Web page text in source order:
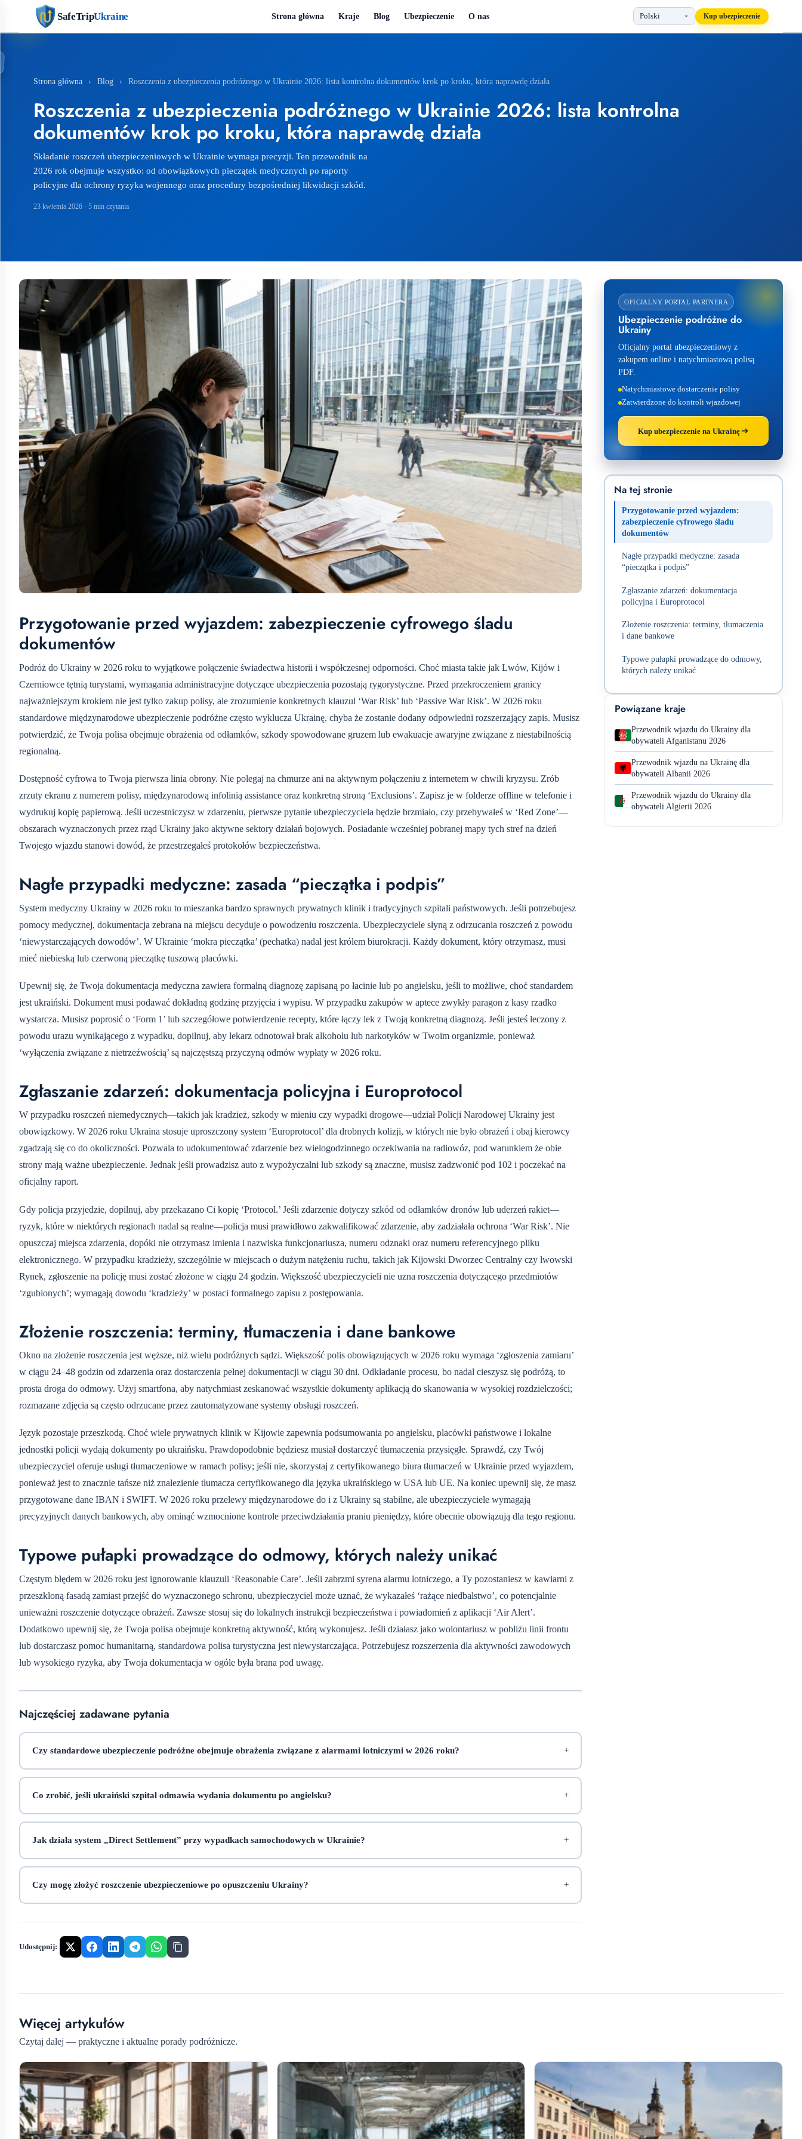
SafeTripUkraine Strona główna Kraje Blog Ubezpieczenie O nas Kup ubezpieczenie
Strona główna › Blog › Roszczenia z ubezpieczenia podróżnego w Ukrainie 2026: lista kontrolna dokumentów krok po kroku, która naprawdę działa
Roszczenia z ubezpieczenia podróżnego w Ukrainie 2026: lista kontrolna
dokumentów krok po kroku, która naprawdę działa
Składanie roszczeń ubezpieczeniowych w Ukrainie wymaga precyzji. Ten przewodnik na
2026 rok obejmuje wszystko: od obowiązkowych pieczątek medycznych po raporty
policyjne dla ochrony ryzyka wojennego oraz procedury bezpośredniej likwidacji szkód.
23 kwietnia 2026 · 5 min czytania
Przygotowanie przed wyjazdem: zabezpieczenie cyfrowego śladu
dokumentów
Podróż do Ukrainy w 2026 roku to wyjątkowe połączenie świadectwa historii i współczesnej odporności. Choć miasta takie jak Lwów, Kijów i
Czerniowce tętnią turystami, wymagania administracyjne dotyczące ubezpieczenia pozostają rygorystyczne. Przed przekroczeniem granicy
najważniejszym krokiem nie jest tylko zakup polisy, ale zrozumienie konkretnych klauzul ‘War Risk’ lub ‘Passive War Risk’. W 2026 roku
standardowe międzynarodowe ubezpieczenie podróżne często wyklucza Ukrainę, chyba że zostanie dodany odpowiedni rozszerzający zapis. Musisz
potwierdzić, że Twoja polisa obejmuje obrażenia od odłamków, szkody spowodowane gruzem lub ewakuacje awaryjne związane z niestabilnością
regionalną.
Dostępność cyfrowa to Twoja pierwsza linia obrony. Nie polegaj na chmurze ani na aktywnym połączeniu z internetem w chwili kryzysu. Zrób
zrzuty ekranu z numerem polisy, międzynarodową infolinią assistance oraz konkretną stroną ‘Exclusions’. Zapisz je w folderze offline w telefonie i
wydrukuj kopię papierową. Jeśli uczestniczysz w zdarzeniu, pierwsze pytanie ubezpieczyciela będzie brzmiało, czy przebywałeś w ‘Red Zone’—
obszarach wyznaczonych przez rząd Ukrainy jako aktywne sektory działań bojowych. Posiadanie wcześniej pobranej mapy tych stref na dzień
Twojego wjazdu stanowi dowód, że przestrzegałeś protokołów bezpieczeństwa.
Nagłe przypadki medyczne: zasada “pieczątka i podpis”
System medyczny Ukrainy w 2026 roku to mieszanka bardzo sprawnych prywatnych klinik i tradycyjnych szpitali państwowych. Jeśli potrzebujesz
pomocy medycznej, dokumentacja zebrana na miejscu decyduje o powodzeniu roszczenia. Ubezpieczyciele słyną z odrzucania roszczeń z powodu
‘niewystarczających dowodów’. W Ukrainie ‘mokra pieczątka’ (pechatka) nadal jest królem biurokracji. Każdy dokument, który otrzymasz, musi
mieć niebieską lub czerwoną pieczątkę tuszową placówki.
Upewnij się, że Twoja dokumentacja medyczna zawiera formalną diagnozę zapisaną po łacinie lub po angielsku, jeśli to możliwe, choć standardem
jest ukraiński. Dokument musi podawać dokładną godzinę przyjęcia i wypisu. W przypadku zakupów w aptece zwykły paragon z kasy rzadko
wystarcza. Musisz poprosić o ‘Form 1’ lub szczegółowe potwierdzenie recepty, które łączy lek z Twoją konkretną diagnozą. Jeśli jesteś leczony z
powodu urazu wynikającego z wypadku, dopilnuj, aby lekarz odnotował brak alkoholu lub narkotyków w Twoim organizmie, ponieważ
‘wyłączenia związane z nietrzeźwością’ są najczęstszą przyczyną odmów wypłaty w 2026 roku.
Zgłaszanie zdarzeń: dokumentacja policyjna i Europrotocol
W przypadku roszczeń niemedycznych—takich jak kradzież, szkody w mieniu czy wypadki drogowe—udział Policji Narodowej Ukrainy jest
obowiązkowy. W 2026 roku Ukraina stosuje uproszczony system ‘Europrotocol’ dla drobnych kolizji, w których nie było obrażeń i obaj kierowcy
zgadzają się co do okoliczności. Pozwala to udokumentować zdarzenie bez wielogodzinnego oczekiwania na radiowóz, pod warunkiem że obie
strony mają ważne ubezpieczenie. Jednak jeśli prowadzisz auto z wypożyczalni lub szkody są znaczne, musisz zadzwonić pod 102 i poczekać na
oficjalny raport.
Gdy policja przyjedzie, dopilnuj, aby przekazano Ci kopię ‘Protocol.’ Jeśli zdarzenie dotyczy szkód od odłamków dronów lub uderzeń rakiet—
ryzyk, które w niektórych regionach nadal są realne—policja musi prawidłowo zakwalifikować zdarzenie, aby zadziałała ochrona ‘War Risk’. Nie
opuszczaj miejsca zdarzenia, dopóki nie otrzymasz imienia i nazwiska funkcjonariusza, numeru odznaki oraz numeru referencyjnego pliku
elektronicznego. W przypadku kradzieży, szczególnie w miejscach o dużym natężeniu ruchu, takich jak Kijowski Dworzec Centralny czy lwowski
Rynek, zgłoszenie na policję musi zostać złożone w ciągu 24 godzin. Większość ubezpieczycieli nie uzna roszczenia dotyczącego przedmiotów
‘zgubionych’; wymagają dowodu ‘kradzieży’ w postaci formalnego zapisu z postępowania.
Złożenie roszczenia: terminy, tłumaczenia i dane bankowe
Okno na złożenie roszczenia jest węższe, niż wielu podróżnych sądzi. Większość polis obowiązujących w 2026 roku wymaga ‘zgłoszenia zamiaru’
w ciągu 24–48 godzin od zdarzenia oraz dostarczenia pełnej dokumentacji w ciągu 30 dni. Odkładanie procesu, bo nadal cieszysz się podróżą, to
prosta droga do odmowy. Użyj smartfona, aby natychmiast zeskanować wszystkie dokumenty aplikacją do skanowania w wysokiej rozdzielczości;
rozmazane zdjęcia są często odrzucane przez zautomatyzowane systemy obsługi roszczeń.
Język pozostaje przeszkodą. Choć wiele prywatnych klinik w Kijowie zapewnia podsumowania po angielsku, placówki państwowe i lokalne
jednostki policji wydają dokumenty po ukraińsku. Prawdopodobnie będziesz musiał dostarczyć tłumaczenia przysięgłe. Sprawdź, czy Twój
ubezpieczyciel oferuje usługi tłumaczeniowe w ramach polisy; jeśli nie, skorzystaj z certyfikowanego biura tłumaczeń w Ukrainie przed wyjazdem,
ponieważ jest to znacznie tańsze niż znalezienie tłumacza certyfikowanego dla języka ukraińskiego w USA lub UE. Na koniec upewnij się, że masz
przygotowane dane IBAN i SWIFT. W 2026 roku przelewy międzynarodowe do i z Ukrainy są stabilne, ale ubezpieczyciele wymagają
precyzyjnych danych bankowych, aby ominąć wzmocnione kontrole przeciwdziałania praniu pieniędzy, które obecnie obowiązują dla tego regionu.
Typowe pułapki prowadzące do odmowy, których należy unikać
Częstym błędem w 2026 roku jest ignorowanie klauzuli ‘Reasonable Care’. Jeśli zabrzmi syrena alarmu lotniczego, a Ty pozostaniesz w kawiarni z
przeszkloną fasadą zamiast przejść do wyznaczonego schronu, ubezpieczyciel może uznać, że wykazałeś ‘rażące niedbalstwo’, co potencjalnie
unieważni roszczenie dotyczące obrażeń. Zawsze stosuj się do lokalnych instrukcji bezpieczeństwa i powiadomień z aplikacji ‘Air Alert’.
Dodatkowo upewnij się, że Twoja polisa obejmuje konkretną aktywność, którą wykonujesz. Jeśli działasz jako wolontariusz w pobliżu linii frontu
lub dostarczasz pomoc humanitarną, standardowa polisa turystyczna jest niewystarczająca. Potrzebujesz rozszerzenia dla aktywności zawodowych
lub wysokiego ryzyka, aby Twoja dokumentacja w ogóle była brana pod uwagę.
Najczęściej zadawane pytania
Czy standardowe ubezpieczenie podróżne obejmuje obrażenia związane z alarmami lotniczymi w 2026 roku?
Co zrobić, jeśli ukraiński szpital odmawia wydania dokumentu po angielsku?
Jak działa system „Direct Settlement” przy wypadkach samochodowych w Ukrainie?
Czy mogę złożyć roszczenie ubezpieczeniowe po opuszczeniu Ukrainy?
Udostępnij:
OFICJALNY PORTAL PARTNERA
Ubezpieczenie podróżne do
Ukrainy
Oficjalny portal ubezpieczeniowy z
zakupem online i natychmiastową polisą
PDF.
Natychmiastowe dostarczenie polisy
Zatwierdzone do kontroli wjazdowej
Kup ubezpieczenie na Ukrainę
Na tej stronie
Przygotowanie przed wyjazdem:
zabezpieczenie cyfrowego śladu
dokumentów
Nagłe przypadki medyczne: zasada
“pieczątka i podpis”
Zgłaszanie zdarzeń: dokumentacja
policyjna i Europrotocol
Złożenie roszczenia: terminy, tłumaczenia
i dane bankowe
Typowe pułapki prowadzące do odmowy,
których należy unikać
Powiązane kraje
Przewodnik wjazdu do Ukrainy dla
obywateli Afganistanu 2026
Przewodnik wjazdu na Ukrainę dla
obywateli Albanii 2026
Przewodnik wjazdu do Ukrainy dla
obywateli Algierii 2026
Więcej artykułów
Czytaj dalej — praktyczne i aktualne porady podróżnicze.